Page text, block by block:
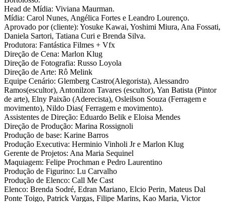
Head de Mídia: Viviana Maurman.
Mídia: Carol Nunes, Angélica Fortes e Leandro Lourenço.
Aprovado por (cliente): Yosuke Kawai, Yoshimi Miura, Ana Fossati,
Daniela Sartori, Tatiana Curi e Brenda Silva.
Produtora: Fantástica Filmes + Vfx
Direção de Cena: Marlon Klug
Direção de Fotografia: Russo Loyola
Direção de Arte: Rô Melink
Equipe Cenário: Glemberg Castro(Alegorista), Alessandro
Ramos(escultor), Antonilzon Tavares (escultor), Yan Batista (Pintor
de arte), Elny Paixão (Aderecista), Osleilson Souza (Ferragem e
movimento), Nildo Dias( Ferragem e movimento).
Assistentes de Direção: Eduardo Belik e Eloisa Mendes
Direção de Produção: Marina Rossignoli
Produção de base: Karine Barros
Produção Executiva: Herminio Vinholi Jr e Marlon Klug
Gerente de Projetos: Ana Maria Sequinel
Maquiagem: Felipe Prochman e Pedro Laurentino
Produção de Figurino: Lu Carvalho
Produção de Elenco: Call Me Cast
Elenco: Brenda Sodré, Edran Mariano, Elcio Perin, Mateus Dal
Ponte Toigo, Patrick Vargas, Filipe Marins, Kao Maria, Victor